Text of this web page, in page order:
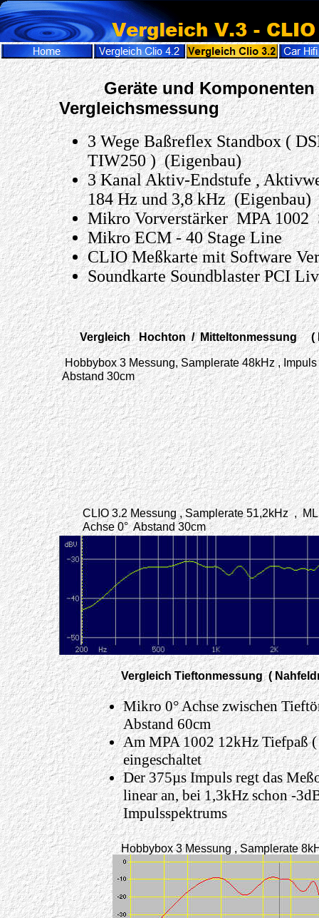
Geräte und Komponenten
Vergleichsmessung
3 Wege Baßreflex Standbox (
TIW250 ) (Eigenbau)
3 Kanal Aktiv-Endstufe ,
184 Hz und 3,8 kHz (Eigenbau)
Mikro Vorverstärker MPA 1002
Mikro ECM - 40 Stage Line
CLIO Meßkarte mit Software
Soundkarte Soundblaster PCI
Vergleich Hochton / Mitteltonmessung (
Hobbybox 3 Messung, Samplerate 48kHz ,
Abstand 30cm
CLIO 3.2 Messung , Samplerate 51,2kHz ,
Achse 0° Abstand 30cm
Vergleich Tieftonmessung (
Mikro 0° Achse zwischen
Abstand 60cm
Am MPA 1002 12kHz Tiefpaß
eingeschaltet
Der 375µs Impuls regt das
linear an, bei 1,3kHz schon -
Impulsspektrums
Hobbybox 3 Messung , Samplerate
FFT-1024